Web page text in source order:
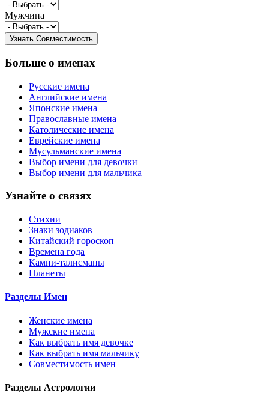
Мужчина
Больше о именах
Русские имена
Английские имена
Японские имена
Православные имена
Католические имена
Еврейские имена
Мусульманские имена
Выбор имени для девочки
Выбор имени для мальчика
Узнайте о связях
Стихии
Знаки зодиаков
Китайский гороскоп
Времена года
Камни-талисманы
Планеты
Разделы Имен
Женские имена
Мужские имена
Как выбрать имя девочке
Как выбрать имя мальчику
Совместимость имен
Разделы Астрологии